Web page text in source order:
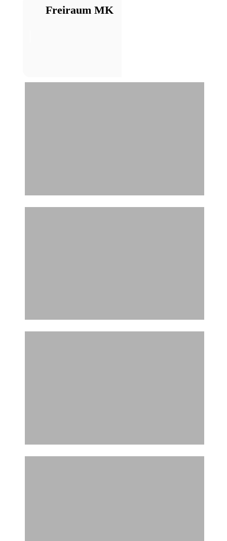
Freiraum MK